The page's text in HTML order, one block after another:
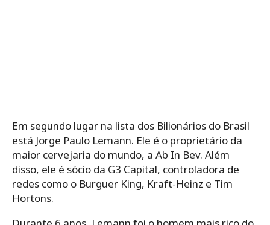
Em segundo lugar na lista dos Bilionários do Brasil
está Jorge Paulo Lemann. Ele é o proprietário da
maior cervejaria do mundo, a Ab In Bev. Além
disso, ele é sócio da G3 Capital, controladora de
redes como o Burguer King, Kraft-Heinz e Tim
Hortons.